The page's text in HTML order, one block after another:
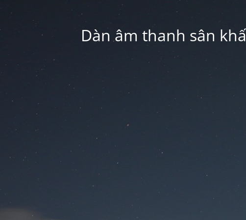
Dàn âm thanh sân